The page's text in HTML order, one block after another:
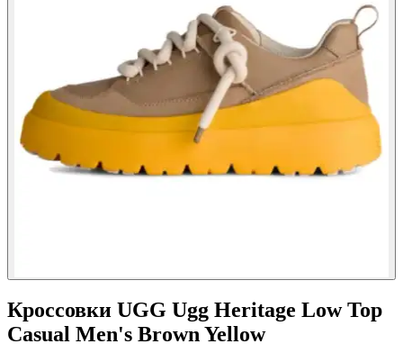
Кроссовки UGG Ugg Heritage Low Top
Casual Men's Brown Yellow